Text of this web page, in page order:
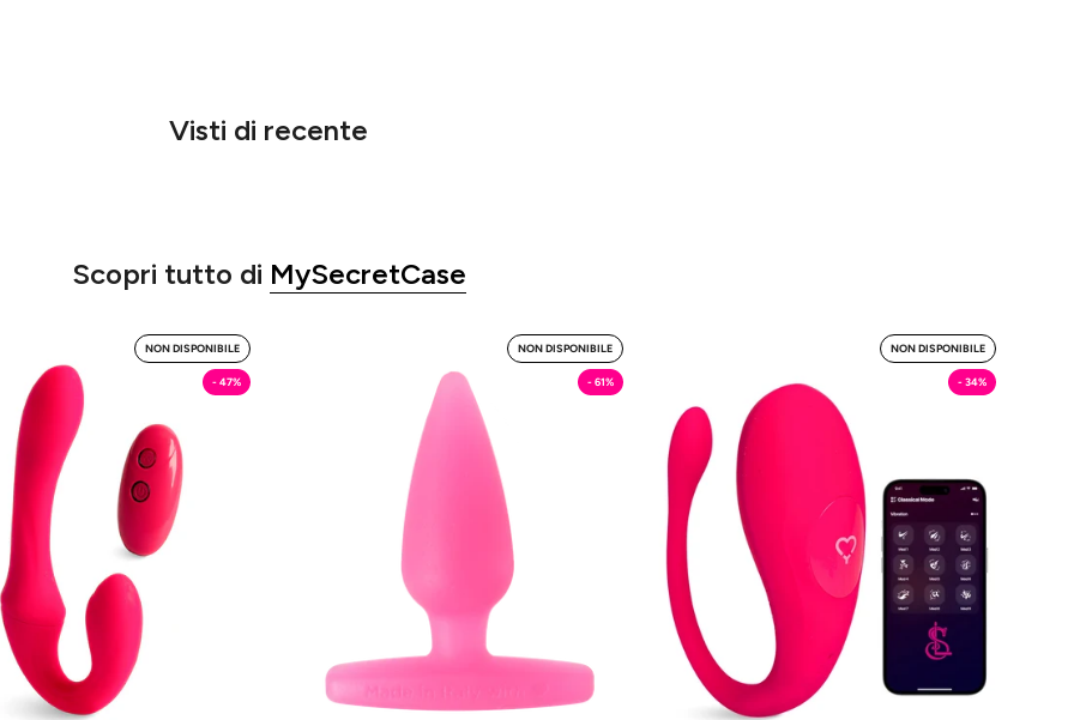
Visti di recente
Scopri tutto di MySecretCase
Pegaso
Strap
Dildo
MySecretCase
NON DISPONIBILE
- 47%
MySecret
-
Plug
Butt
MySecretCase
NON DISPONIBILE
- 61%
Ovetto
Vibrante
MySecretCase
NON DISPONIBILE
- 34%